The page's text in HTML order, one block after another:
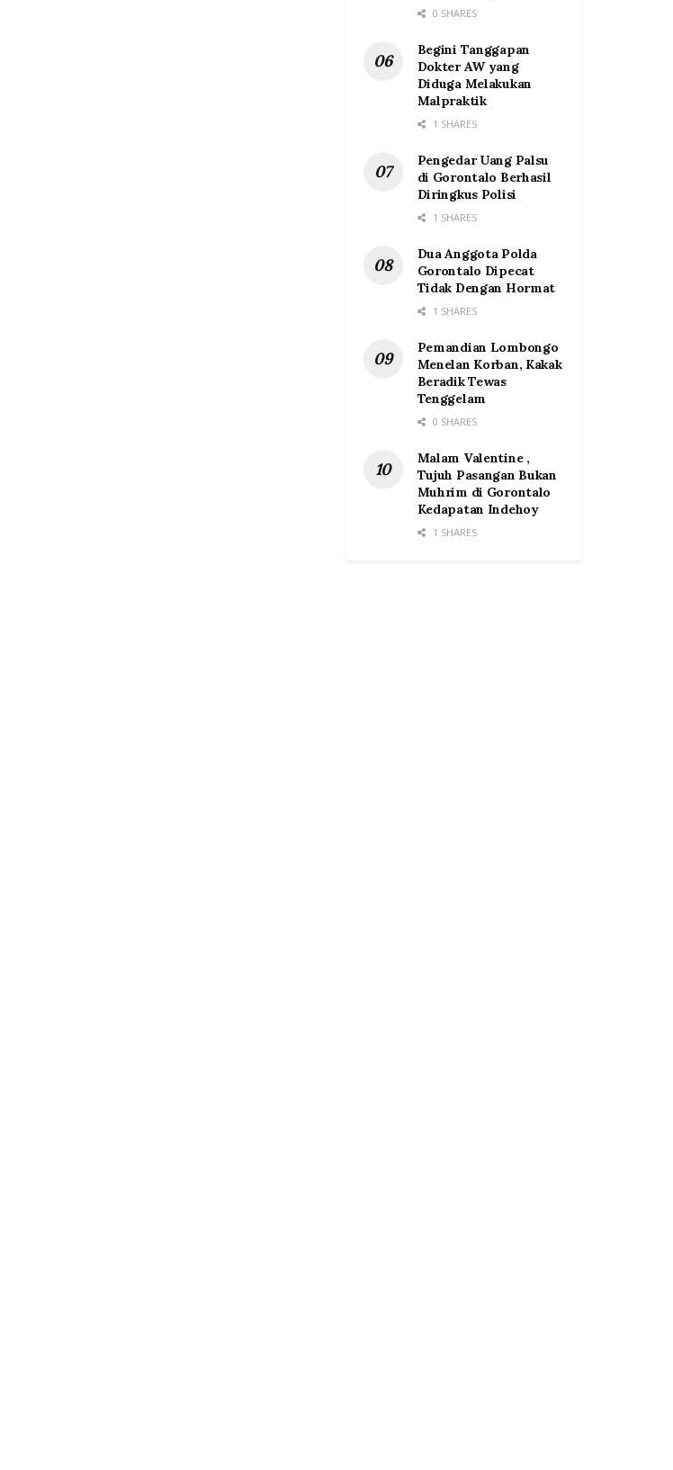
0 SHARES
Begini Tanggapan
Dokter AW yang
Diduga Melakukan
Malpraktik
1 SHARES
Pengedar Uang Palsu
di Gorontalo Berhasil
Diringkus Polisi
1 SHARES
Dua Anggota Polda
Gorontalo Dipecat
Tidak Dengan Hormat
1 SHARES
Pemandian Lombongo
Menelan Korban, Kakak
Beradik Tewas
Tenggelam
0 SHARES
Malam Valentine ,
Tujuh Pasangan Bukan
Muhrim di Gorontalo
Kedapatan Indehoy
1 SHARES